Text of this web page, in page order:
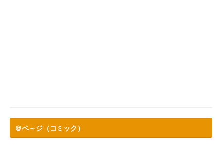
＠ペ～ジ（コミック）